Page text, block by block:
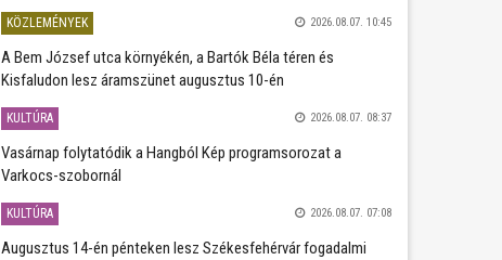
KÖZLEMÉNYEK 2026.08.07. 10:45
A Bem József utca környékén, a Bartók Béla téren és
Kisfaludon lesz áramszünet augusztus 10-én
KULTÚRA 2026.08.07. 08:37
Vasárnap folytatódik a Hangból Kép programsorozat a
Varkocs-szobornál
KULTÚRA 2026.08.07. 07:08
Augusztus 14-én pénteken lesz Székesfehérvár fogadalmi